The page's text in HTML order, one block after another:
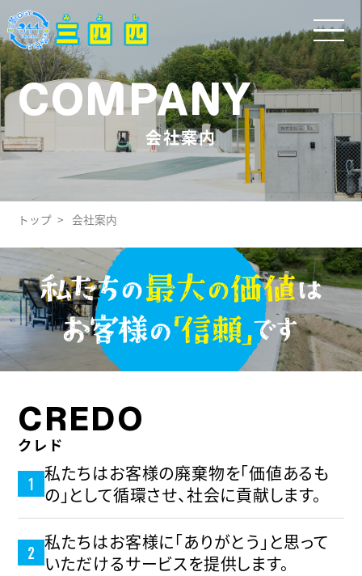
COMPANY
会社案内
トップ 会社案内
CREDO
クレド
私たちはお客様の廃棄物を「価値あるも
の」として循環させ、社会に貢献します。
私たちはお客様に「ありがとう」と思って
いただけるサービスを提供します。